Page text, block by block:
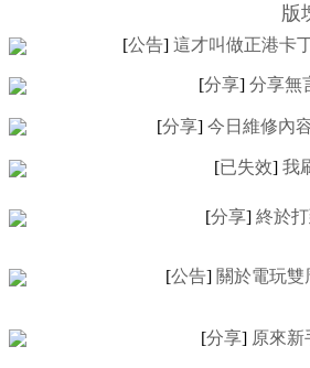
版
[公告] 這才叫做正港卡
[分享] 分享無
[分享] 今日維修內
[已失效] 我
[分享] 終於
[公告] 關於電玩雙
[分享] 原來新